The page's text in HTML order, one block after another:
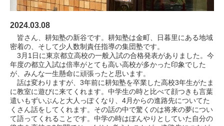
2024.03.08
皆さん、耕知塾の新谷です。耕知塾は金町、日暮里にある地域
密着の、そして少人数制責任指導の集団塾です。
3月1日に東京都立高校の一般入試の合格発表がありました。今
年度の都立入試は倍率がとても高い高校が多かった印象でした
が、みんな一生懸命に頑張ったと思います。
話は変わりますが、3年前に耕知塾を卒業した高校3年生がたま
に教室に遊びに来てくれます。中学生の時と比べて顔つきも言葉
遣いもずいぶんと大人っぽくなり、4月からの進路先についてた
くさん話をしてくれます。その話の中で驚くのは将来の夢につい
て語ってくれることです。中学の時はぼんやりとしていた自分の